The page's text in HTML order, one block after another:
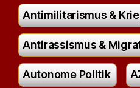
Antimilitarismus &
Antirassismus &
Autonome Politik